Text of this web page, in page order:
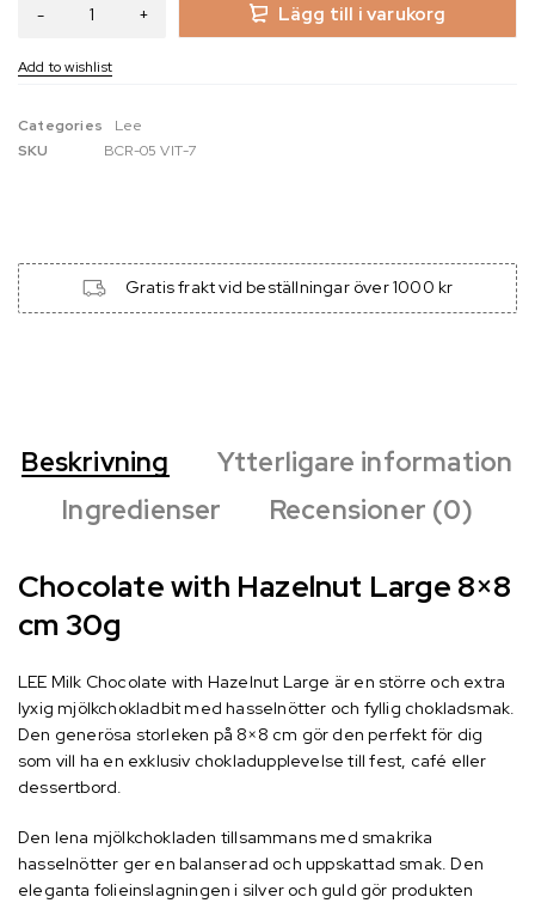
Lägg till i varukorg
Categories
Lee
SKU
BCR-05 VIT-7
Gratis frakt vid beställningar över 1000 kr
Beskrivning
Ytterligare information
Ingredienser
Recensioner (0)
Chocolate with Hazelnut Large 8×8
cm 30g
LEE Milk Chocolate with Hazelnut Large är en större och extra
lyxig mjölkchokladbit med hasselnötter och fyllig chokladsmak.
Den generösa storleken på 8×8 cm gör den perfekt för dig
som vill ha en exklusiv chokladupplevelse till fest, café eller
dessertbord.
Den lena mjölkchokladen tillsammans med smakrika
hasselnötter ger en balanserad och uppskattad smak. Den
eleganta folieinslagningen i silver och guld gör produkten